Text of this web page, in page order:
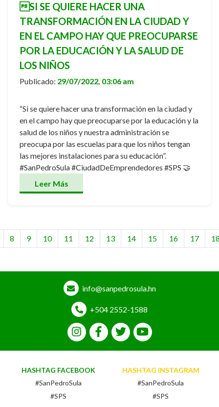
SI SE QUIERE HACER UNA
TRANSFORMACIÓN EN LA CIUDAD Y
EN EL CAMPO HAY QUE PREOCUPARSE
POR LA EDUCACIÓN Y LA SALUD DE
LOS NIÑOS
Publicado: 29/07/2022, 03:06 am
“Si se quiere hacer una transformación en la ciudad y
en el campo hay que preocuparse por la educación y la
salud de los niños y nuestra administración se
preocupa por las escuelas para que los niños tengan
las mejores instalaciones para su educación”.
#SanPedroSula #CiudadDeEmprendedores #SPS 🤝
Leer Más
8 9 10 11 12 13 14 15 16 17
info@sanpedrosula.hn
+504 2552-1588
HASHTAG FACEBOOK
#SanPedroSula
#SPS
HASHTAG INSTAGRAM
#SanPedroSula
#SPS